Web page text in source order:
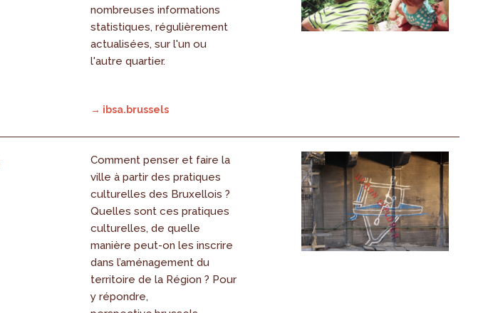
nombreuses informations
statistiques, régulièrement
actualisées, sur l'un ou
l'autre quartier.
→ ibsa.brussels
Comment penser et faire la
ville à partir des pratiques
culturelles des Bruxellois ?
Quelles sont ces pratiques
culturelles, de quelle
manière peut-on les inscrire
dans l’aménagement du
territoire de la Région ? Pour
y répondre,